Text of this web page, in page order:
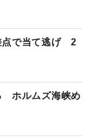
点で当て逃げ 2
ホルムズ海峡め